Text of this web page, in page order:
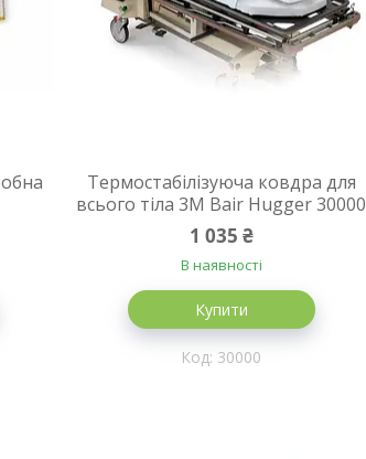
Термостабілізуюча ковдра для
всього тіла 3M Bair Hugger 30000
1 035 ₴
В наявності
Купити
30000